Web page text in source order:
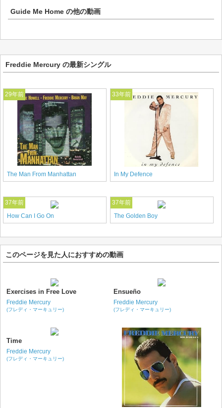
Guide Me Home の他の動画
Freddie Mercury の最新シングル
29年前
The Man From Manhattan
33年前
In My Defence
37年前
How Can I Go On
37年前
The Golden Boy
このページを見た人におすすめの動画
Exercises in Free Love
Freddie Mercury
(フレディ・マーキュリー)
Ensueño
Freddie Mercury
(フレディ・マーキュリー)
Time
Freddie Mercury
(フレディ・マーキュリー)